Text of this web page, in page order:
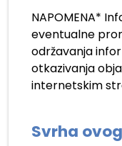
NAPOMENA*
eventualne
održavanja
otkazivanja
internetskim
Svrha